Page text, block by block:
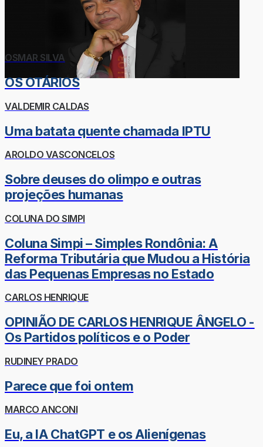
OSMAR SILVA
OS OTÁRIOS
VALDEMIR CALDAS
Uma batata quente chamada IPTU
AROLDO VASCONCELOS
Sobre deuses do olimpo e outras
projeções humanas
COLUNA DO SIMPI
Coluna Simpi – Simples Rondônia: A
Reforma Tributária que Mudou a História
das Pequenas Empresas no Estado
CARLOS HENRIQUE
OPINIÃO DE CARLOS HENRIQUE ÂNGELO -
Os Partidos políticos e o Poder
RUDINEY PRADO
Parece que foi ontem
MARCO ANCONI
Eu, a IA ChatGPT e os Alienígenas